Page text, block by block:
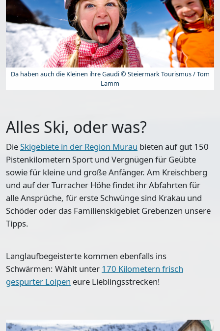
Da haben auch die Kleinen ihre Gaudi © Steiermark Tourismus / Tom
Lamm
Alles Ski, oder was?
DieSkigebiete in der Region Murau bieten auf gut 150
Pistenkilometern Sport und Vergnügen für Geübte
sowie für kleine und große Anfänger. Am Kreischberg
und auf der Turracher Höhe findet ihr Abfahrten für
alle Ansprüche, für erste Schwünge sind Krakau und
Schöder oder das Familienskigebiet Grebenzen unsere
Tipps.
Langlaufbegeisterte kommen ebenfalls ins
Schwärmen: Wählt unter 170 Kilometern frisch
gespurter Loipen eure Lieblingsstrecken!